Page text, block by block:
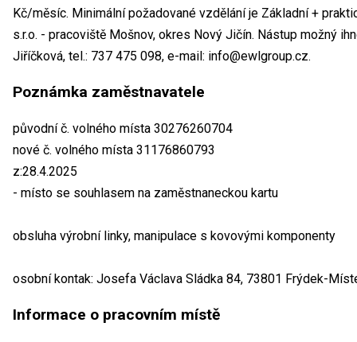
Kč/měsíc. Minimální požadované vzdělání je Základní +
s.r.o. - pracoviště Mošnov, okres Nový Jičín. Nástup možný
Jiříčková, tel.: 737 475 098, e-mail: info@ewlgroup.cz.
Poznámka zaměstnavatele
původní č. volného místa 30276260704
nové č. volného místa 31176860793
z:28.4.2025
- místo se souhlasem na zaměstnaneckou kartu
obsluha výrobní linky, manipulace s kovovými komponenty
osobní kontak: Josefa Václava Sládka 84, 73801 Frýdek-
Informace o pracovním místě